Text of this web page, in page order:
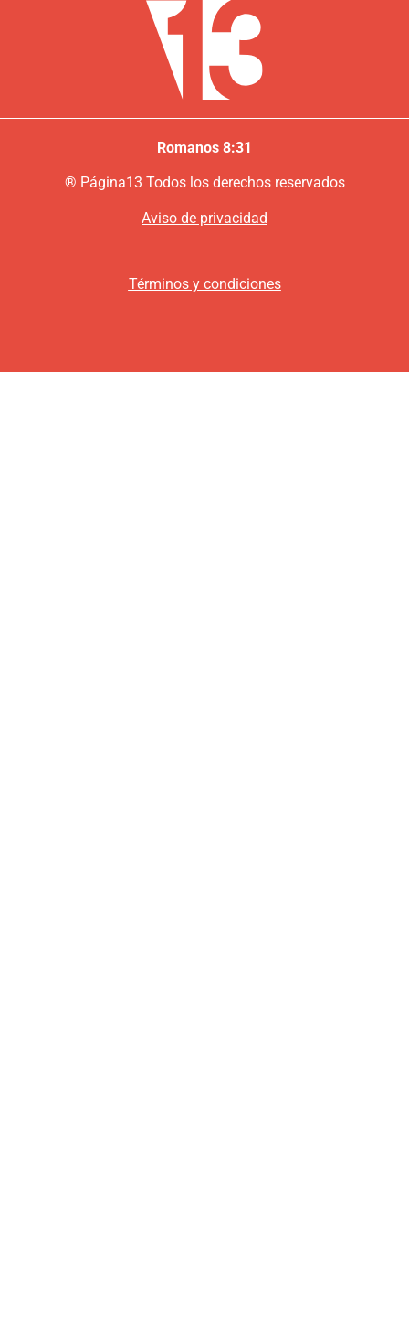
Romanos 8:31
® Página13 Todos los derechos reservados
Aviso de privacidad
Términos y condiciones